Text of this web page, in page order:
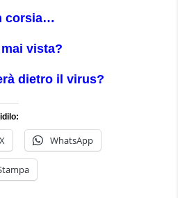
corsia…
mai vista?
dietro il virus?
X WhatsApp